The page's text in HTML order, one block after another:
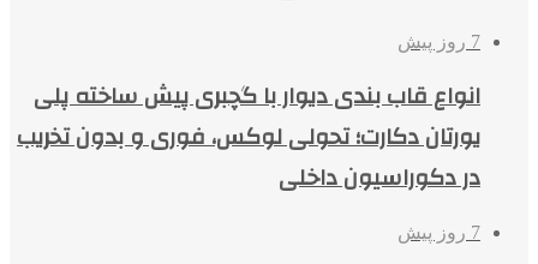
7 روز پیش
انواع قاب بندی دیوار با گچبری پیش ساخته پلی
یورتان دکارت؛ تحولی لوکس، فوری و بدون تخریب
در دکوراسیون داخلی
7 روز پیش